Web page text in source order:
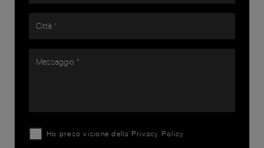
Ho preso visione della Privacy Policy